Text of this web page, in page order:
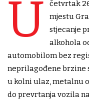
U
četvrtak
mjestu
stjecanje
alkohola
automobilom bez
neprilagođene brzine
u kolni ulaz, metalnu
do prevrtanja vozila